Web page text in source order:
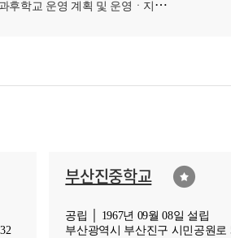
후학교 운영 계획 및 운영ㆍ지원현황
부산진중학교
공립 │ 1967년 09월 08일 설립
부산광역시 부산진구 시민공원로